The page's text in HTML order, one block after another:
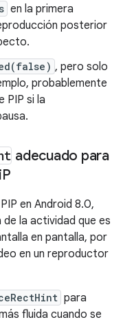
en la primera
posterior
, pero solo
probablemente
PIP si la
adecuado para
P
en Android 8.0,
de la actividad que es
en pantalla, por
en un reproductor
para
fluida cuando se